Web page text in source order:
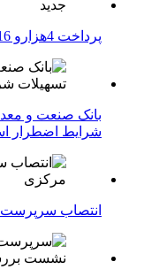
پرداخت 4هزارو 416 میلیارد ریال خسارت جدید
بانک صنعت و
شرایط اضطرار
انتصاب